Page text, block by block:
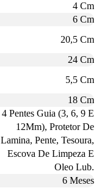
4 Cm
6 Cm
20,5 Cm
24 Cm
5,5 Cm
18 Cm
4 Pentes Guia (3, 6, 9 E
12Mm), Protetor De
Lamina, Pente, Tesoura,
Escova De Limpeza E
Oleo Lub.
6 Meses